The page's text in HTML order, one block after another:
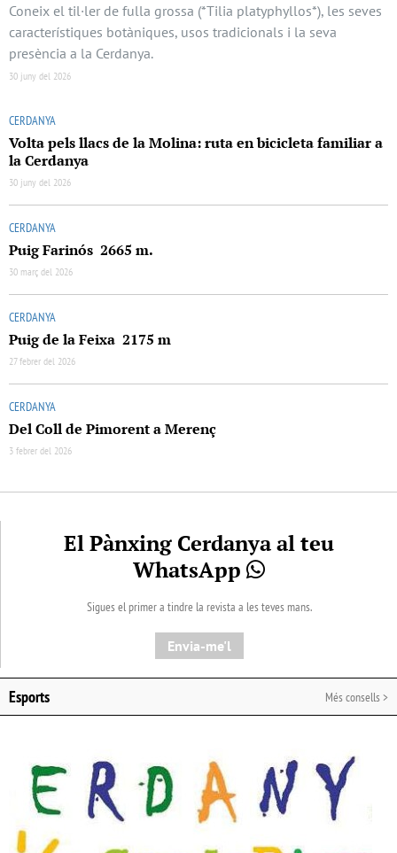
Coneix el til·ler de fulla grossa (*Tilia platyphyllos*), les seves
característiques botàniques, usos tradicionals i la seva
presència a la Cerdanya.
30 juny del 2026
CERDANYA
Volta pels llacs de la Molina: ruta en bicicleta familiar a
la Cerdanya
30 juny del 2026
CERDANYA
Puig Farinós 2665 m.
30 març del 2026
CERDANYA
Puig de la Feixa 2175 m
27 febrer del 2026
CERDANYA
Del Coll de Pimorent a Merenç
3 febrer del 2026
El Pànxing Cerdanya al teu
WhatsApp
Sigues el primer a tindre la revista a les teves mans.
Envia-me'l
Esports Més consells >